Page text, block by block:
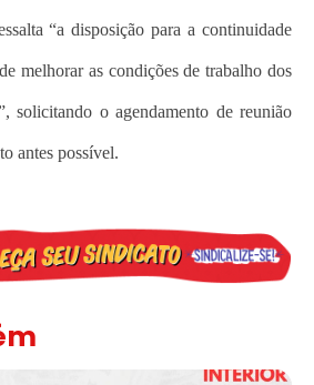
“a disposição para a continuidade
melhorar as condições de trabalho dos
solicitando o agendamento de reunião
antes possível.
jornais e revistas do interior